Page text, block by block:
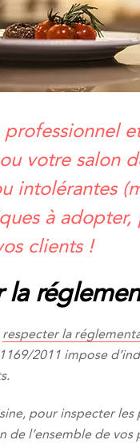
professionnel
votre salon
intolérantes
à
clients !
la
respecter la
2011 impose
pour inspecter
de l’ensemble de